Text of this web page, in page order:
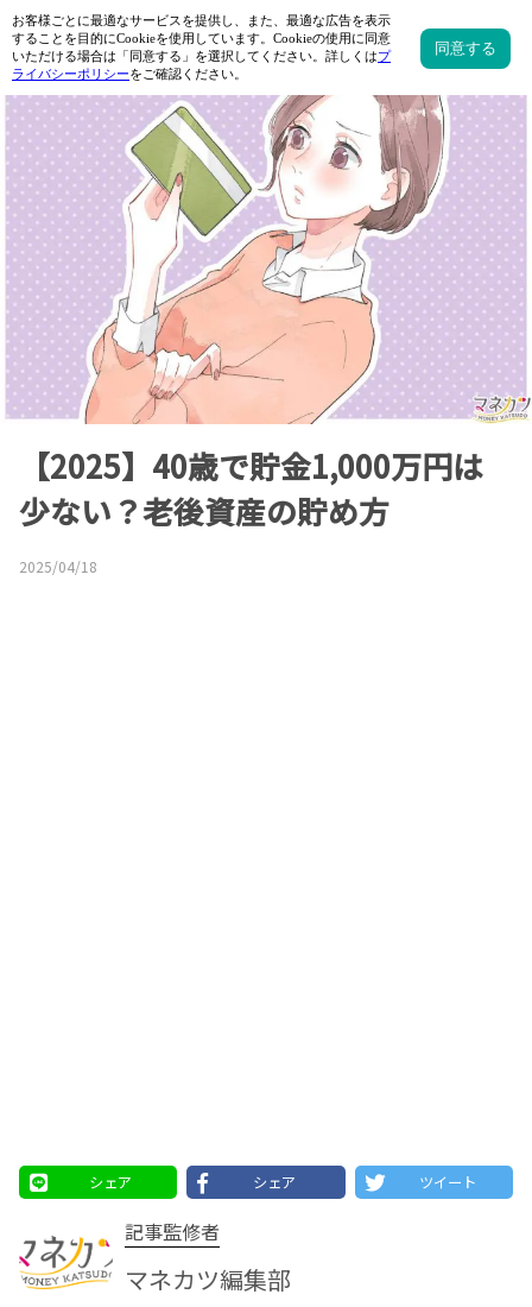
【2025】40歳で貯金1,000万円は
少ない？老後資産の貯め方
2025/04/18
シェア シェア ツイート
記事監修者
マネカツ編集部